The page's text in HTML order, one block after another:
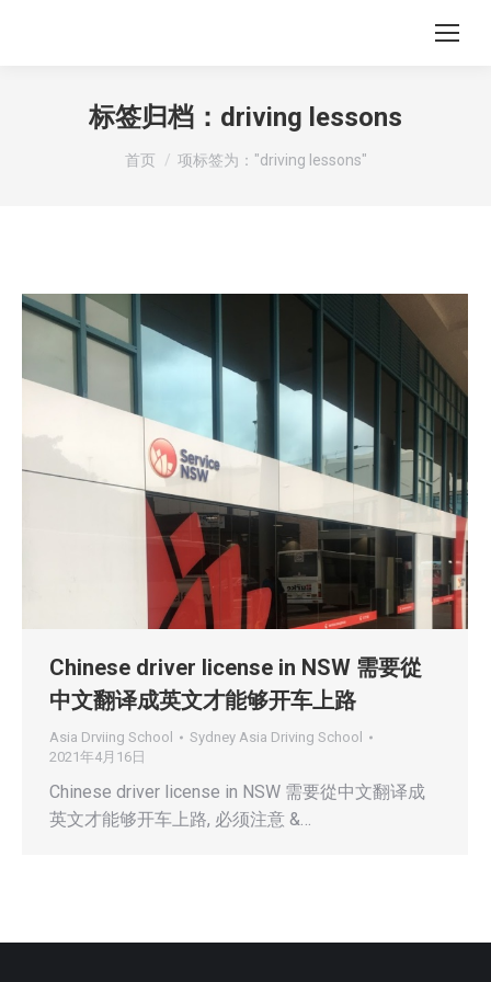
标签归档： driving lessons
您在这里：
首页 项标签为："driving lessons"
Chinese driver license in NSW 需要從
中文翻译成英文才能够开车上路
Asia Drviing School
Sydney Asia Driving School
2021年4月16日
Chinese driver license in NSW 需要從中文翻译成
英文才能够开车上路, 必须注意 &…